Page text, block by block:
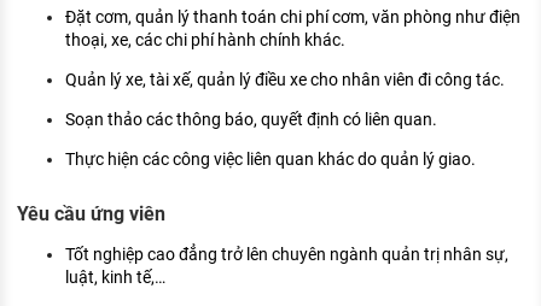
Đặc trưng từng nghề
Xu hướng việc làm
XÂY DỰNG VÀ PHÁT TRIỂN ĐỘI NGŨ
NHÂN SỰ
Đặt cơm, quản lý thanh toán chi phí cơm, văn phòng như điện
thoại, xe, các chi phí hành chính khác.
Quản lý xe, tài xế, quản lý điều xe cho nhân viên đi công tác.
Soạn thảo các thông báo, quyết định có liên quan.
Thực hiện các công việc liên quan khác do quản lý giao.
Yêu cầu ứng viên
Tốt nghiệp cao đẳng trở lên chuyên ngành quản trị nhân sự,
luật, kinh tế,…